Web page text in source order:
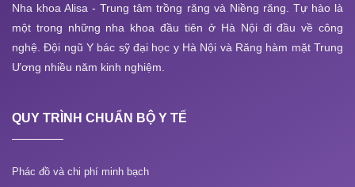
Nha khoa Alisa - Trung tâm trồng răng và Niềng răng. Tự hào là
một trong những nha khoa đầu tiên ở Hà Nội đi đầu về công
nghệ. Đội ngũ Y bác sỹ đại học y Hà Nội và Răng hàm mặt Trung
Ương nhiều năm kinh nghiệm.
QUY TRÌNH CHUẨN BỘ Y TẾ
Phác đồ và chi phí minh bạch